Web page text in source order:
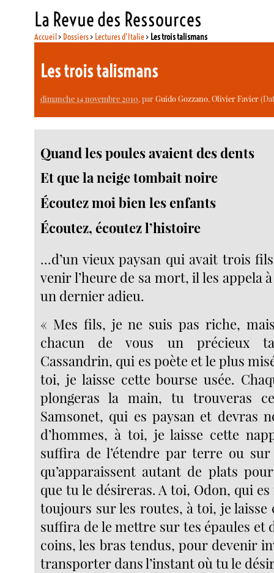
La Revue des Ressources
Accueil> Dossiers> Lectures d’Italie> Les trois talismans
Les trois talismans
dimanche 14 novembre 2010, parGuido Gozzano,Olivier Favier
Quand les poules avaient des dents
Et que la neige tombait noire
Écoutez moi bien les enfants
Écoutez, écoutez l’histoire
...d’un vieux paysan qui avait trois
venir l’heure de sa mort, il les appela
un dernier adieu.
« Mes fils, je ne suis pas riche,
chacun de vous un précieux
Cassandrin, qui es poète et le plus
toi, je laisse cette bourse usée.
plongeras la main, tu trouveras
Samsonet, qui es paysan et devras
d’hommes, à toi, je laisse cette
suffira de l’étendre par terre ou
qu’apparaissent autant de plats
que tu le désireras. A toi, Odon, qui
toujours sur les routes, à toi, je laisse
suffira de le mettre sur tes épaules et
coins, les bras tendus, pour devenir
transporter dans l’instant où tu le